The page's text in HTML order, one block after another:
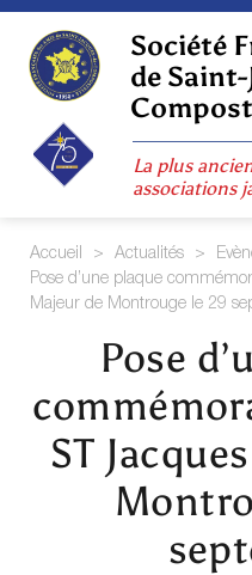
Skip
content
Société
de Saint-
La plus
associations
Accueil > Actualités >
Pose d’une plaque
Majeur de Montrouge le 29
Pose
ST